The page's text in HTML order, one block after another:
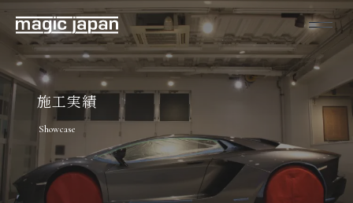
施工実績
Showcase